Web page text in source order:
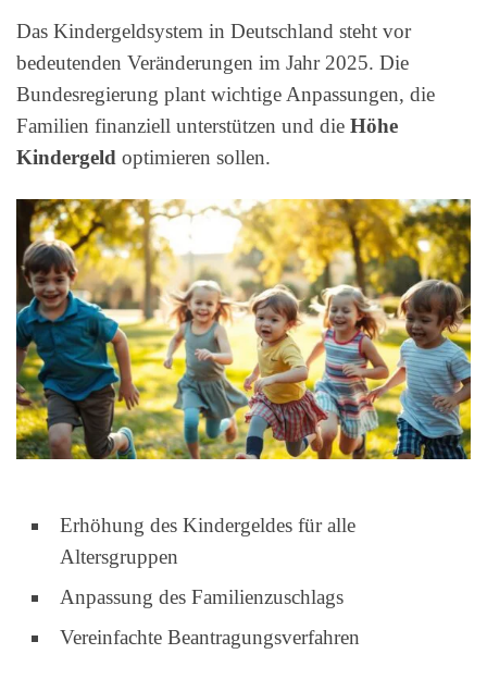
Das Kindergeldsystem in Deutschland steht vor
bedeutenden Veränderungen im Jahr 2025. Die
Bundesregierung plant wichtige Anpassungen, die
Familien finanziell unterstützen und die Höhe
Kindergeld optimieren sollen.
Erhöhung des Kindergeldes für alle
Altersgruppen
Anpassung des Familienzuschlags
Vereinfachte Beantragungsverfahren